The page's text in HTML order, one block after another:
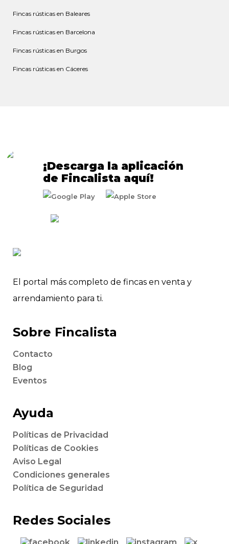
Fincas rústicas en Baleares
Fincas rústicas en Barcelona
Fincas rústicas en Burgos
Fincas rústicas en Cáceres
El portal más completo de fincas en venta y
arrendamiento para ti.
Sobre Fincalista
Contacto
Blog
Eventos
Ayuda
Políticas de Privacidad
Políticas de Cookies
Aviso Legal
Condiciones generales
Política de Seguridad
Redes Sociales
¡Descarga la aplicación
de Fincalista aquí!